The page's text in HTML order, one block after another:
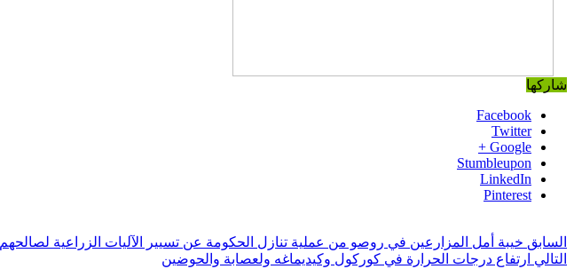
شاركها
Facebook
Twitter
Google +
Stumbleupon
LinkedIn
Pinterest
السابق خيبة أمل المزارعين في روصو من عملية تنازل الحكومة عن تسيير الآليات الزراعية لصالحهم
التالي ارتفاع درجات الحرارة في كوركول وكيديماغه ولعصابة والحوضين